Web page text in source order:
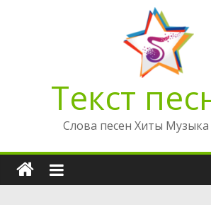
Текст
Слова песен Хиты